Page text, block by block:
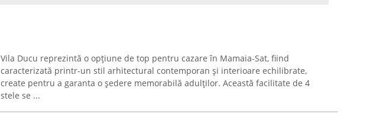
Vila Ducu reprezintă o opțiune de top pentru cazare în Mamaia-Sat, fiind
caracterizată printr-un stil arhitectural contemporan și interioare echilibrate,
create pentru a garanta o ședere memorabilă adulților. Această facilitate de 4
stele se ...